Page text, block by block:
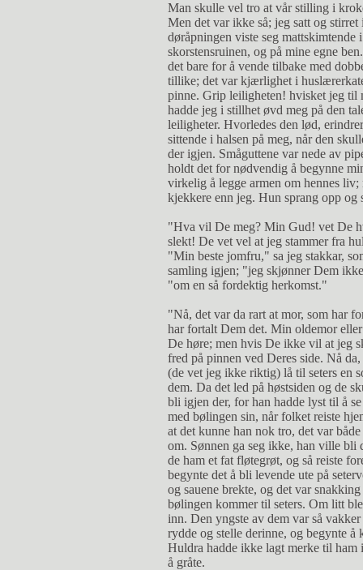
Man skulle vel tro at vår stilling i
Men det var ikke så; jeg satt og
døråpningen viste seg mattskimtende
skorstensruinen, og på mine egne
det bare for å vende tilbake med
tillike; det var kjærlighet i
pinne. Grip leiligheten! hvisket jeg til
hadde jeg i stillhet øvd meg på den
leiligheter. Hvorledes den lød,
sittende i halsen på meg, når den
der igjen. Småguttene var nede av
holdt det for nødvendig å begynne
virkelig å legge armen om hennes
kjekkere enn jeg. Hun sprang opp
"Hva vil De meg? Min Gud! vet De
slekt! De vet vel at jeg stammer fra
"Min beste jomfru," sa jeg stakkar,
samling igjen; "jeg skjønner Dem
"om en så fordektig herkomst."
"Nå, det var da rart at mor, som har
har fortalt Dem det. Min oldemor
De høre; men hvis De ikke vil at jeg
fred på pinnen ved Deres side. Nå
(de vet jeg ikke riktig) lå til seters en
dem. Da det led på høstsiden og de
bli igjen der, for han hadde lyst til å
med bølingen sin, når folket reiste
at det kunne han nok tro, det var
om. Sønnen ga seg ikke, han ville
de ham et fat fløtegrøt, og så reiste
begynte det å bli levende ute på
og sauene brekte, og det var
bølingen kommer til seters. Om litt
inn. Den yngste av dem var så
rydde og stelle derinne, og begynte å
Huldra hadde ikke lagt merke til ham
å gråte.